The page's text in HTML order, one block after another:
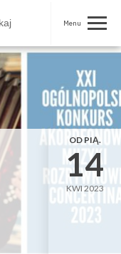
OD PIĄ.
14
KWI 2023